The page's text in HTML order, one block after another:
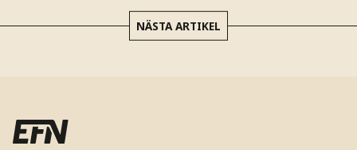
NÄSTA ARTIKEL